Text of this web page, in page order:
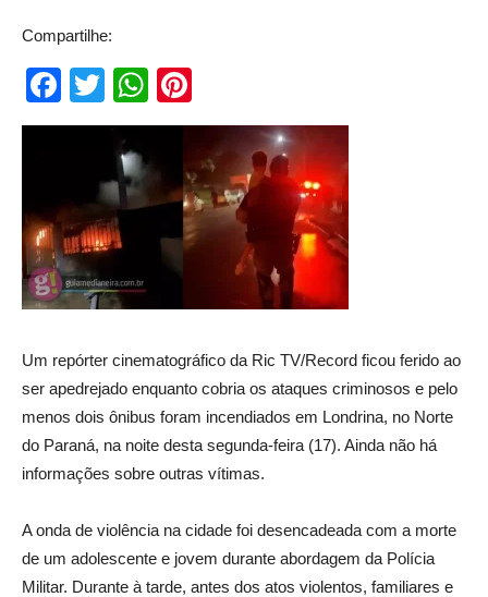
Compartilhe:
Facebook
TwitterWhatsApp
Um repórter cinematográfico da Ric TV/Record ficou ferido ao
ser apedrejado enquanto cobria os ataques criminosos e pelo
menos dois ônibus foram incendiados em Londrina, no Norte
do Paraná, na noite desta segunda-feira (17). Ainda não há
informações sobre outras vítimas.
A onda de violência na cidade foi desencadeada com a morte
de um adolescente e jovem durante abordagem da Polícia
Militar. Durante à tarde, antes dos atos violentos, familiares e